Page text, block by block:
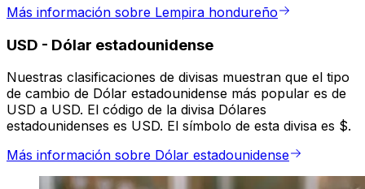
Más información sobre Lempira hondureño
USD - Dólar estadounidense
Nuestras clasificaciones de divisas muestran que el tipo
de cambio de Dólar estadounidense más popular es de
USD a USD. El código de la divisa Dólares
estadounidenses es USD. El símbolo de esta divisa es $.
Más información sobre Dólar estadounidense